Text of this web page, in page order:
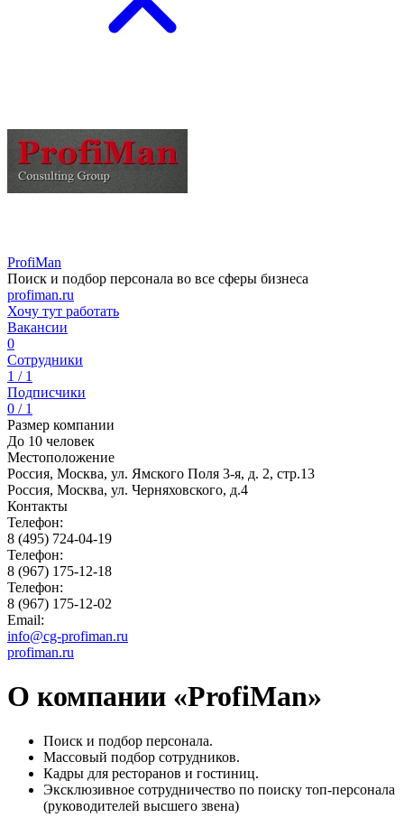
ProfiMan
Поиск и подбор персонала во все сферы бизнеса
profiman.ru
Хочу тут работать
Вакансии
0
Сотрудники
1 / 1
Подписчики
0 / 1
Размер компании
До 10 человек
Местоположение
Россия, Москва, ул. Ямского Поля 3-я, д. 2, стр.13
Россия, Москва, ул. Черняховского, д.4
Контакты
Телефон:
8 (495) 724-04-19
Телефон:
8 (967) 175-12-18
Телефон:
8 (967) 175-12-02
Email:
info@cg-profiman.ru
profiman.ru
О компании «ProfiMan»
Поиск и подбор персонала.
Массовый подбор сотрудников.
Кадры для ресторанов и гостиниц.
Эксклюзивное сотрудничество по поиску топ-персонала
(руководителей высшего звена)